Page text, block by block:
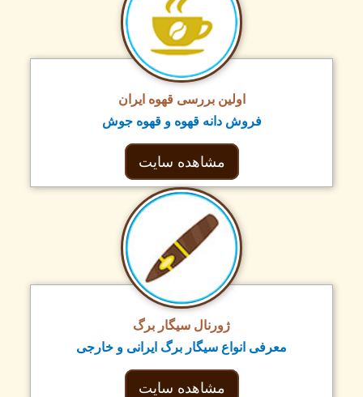
اولین بررسی قهوه ایران
فروش دانه قهوه و قهوه جوش
مشاهده سایت
ژورنال سیگار برگ
معرفی انواع سیگار برگ ایرانی و خارجی
مشاهده سایت